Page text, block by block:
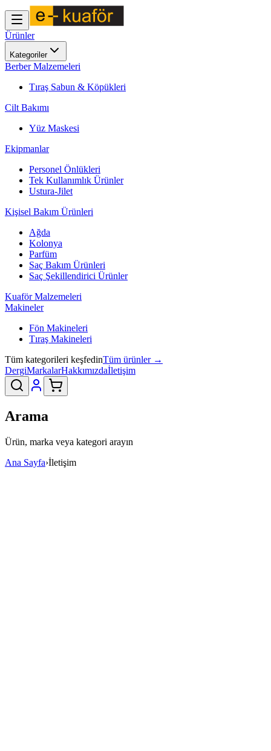
Ürünler
Kategoriler
Berber Malzemeleri
Tıraş Sabun & Köpükleri
Cilt Bakımı
Yüz Maskesi
Ekipmanlar
Personel Önlükleri
Tek Kullanımlık Ürünler
Ustura-Jilet
Kişisel Bakım Ürünleri
Ağda
Kolonya
Parfüm
Saç Bakım Ürünleri
Saç Şekillendirici Ürünler
Kuaför Malzemeleri
Makineler
Fön Makineleri
Tıraş Makineleri
Tüm kategorileri keşfedinTüm ürünler →
DergiMarkalarHakkımızdaİletişim
Arama
Ürün, marka veya kategori arayın
Ana Sayfa›İletişim